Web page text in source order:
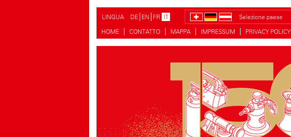
LINGUA DE EN FR IT
Selezione paese
HOME
CONTATTO MAPPA IMPRESSUM PRIVACY POLICY